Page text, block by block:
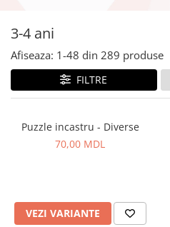
3-4 ani
Afiseaza: 1-48 din 289 produse
FILTRE
Puzzle incastru - Diverse
70,00 MDL
VEZI VARIANTE